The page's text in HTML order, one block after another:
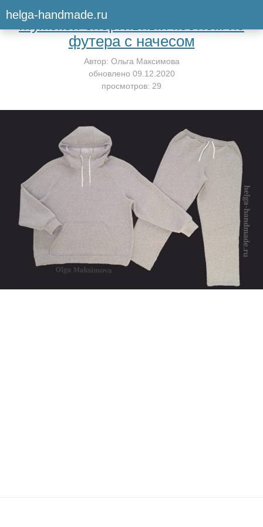
helga-handmade.ruВернуться к мастер-классу
Мужской спортивный костюм из
футера с начесом
Автор: Ольга Максимова
обновлено 09.12.2020
просмотров: 29